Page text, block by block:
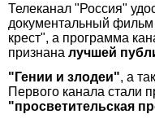
Телеканал "Россия"
документальный
крест", а программа
признана лучшей
"Гении и злодеи", а
Первого канала стали
"просветительская